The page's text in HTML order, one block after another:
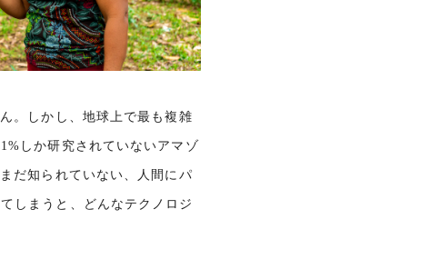
。しかし、地球上で最も複雑
しか研究されていないアマゾ
だ知られていない、人間にパ
しまうと、どんなテクノロジ